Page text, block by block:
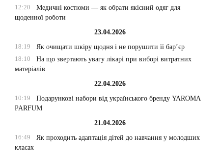
12:20
Медичні костюми — як обрати якісний одяг для
щоденної роботи
23.04.2026
18:19
Як очищати шкіру щодня і не порушити її бар’єр
18:10
На що звертають увагу лікарі при виборі витратних
матеріалів
22.04.2026
10:19
Подарункові набори від українського бренду YAROMA
PARFUM
21.04.2026
16:49
Як проходить адаптація дітей до навчання у молодших
класах